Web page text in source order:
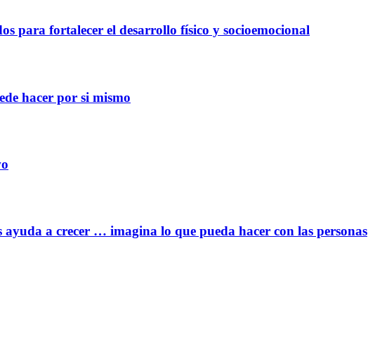
para fortalecer el desarrollo físico y socioemocional
hacer por si mismo
a crecer … imagina lo que pueda hacer con las personas